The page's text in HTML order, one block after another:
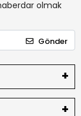
olmak
Gönder